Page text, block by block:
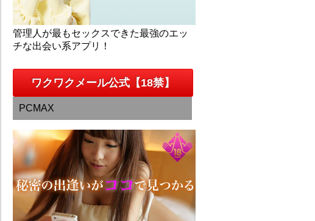
管理人が最もセックスできた最強のエッ
チな出会い系アプリ！
ワクワクメール公式【18禁】
PCMAX